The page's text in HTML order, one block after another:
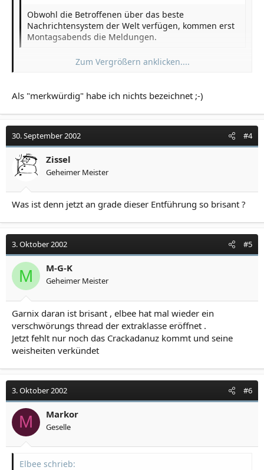
Obwohl die Betroffenen über das beste
Nachrichtensystem der Welt verfügen, kommen erst
Montagsabends die Meldungen.
Zum Vergrößern anklicken....
was ist daran so merkwürdig?
Zum Vergrößern anklicken....
Als "merkwürdig" habe ich nichts bezeichnet ;-)
30. September 2002 #4
Zissel
Geheimer Meister
Was ist denn jetzt an grade dieser Entführung so brisant ?
3. Oktober 2002 #5
M M-G-K
Geheimer Meister
Garnix daran ist brisant , elbee hat mal wieder ein
verschwörungs thread der extraklasse eröffnet .
Jetzt fehlt nur noch das Crackadanuz kommt und seine
weisheiten verkündet
3. Oktober 2002 #6
M Markor
Geselle
Elbee schrieb: